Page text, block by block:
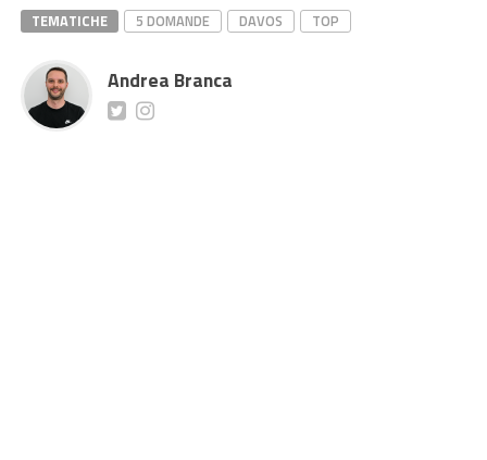
TEMATICHE 5 DOMANDE DAVOS TOP
Andrea Branca